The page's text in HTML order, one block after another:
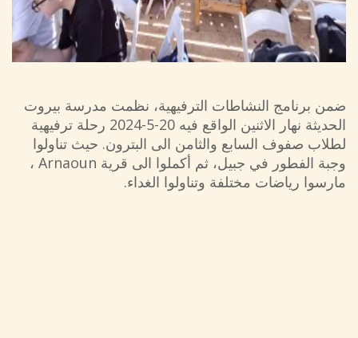
ضمن برنامج النشاطات الترفيهية، نظمت مدرسة بيروت
الحديثة نهار الاثنين الواقع فيه 20-5-2024 رحلة ترفيهية
لطلاب صفوف السابع والثامن الى البترون. حيث تناولوا
وجبة الفطور في جبيل، ثم أكملوا الى قرية Arnaoun ،
مارسوا رياضات مختلفة وتناولوا الغداء.